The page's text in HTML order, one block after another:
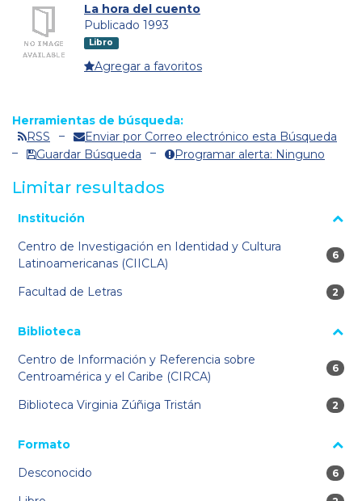
La hora del cuento
Publicado 1993
Libro
Agregar a favoritos
Herramientas de búsqueda:
RSS
Enviar por Correo electrónico esta Búsqueda
Guardar Búsqueda
Programar alerta: Ninguno
Limitar resultados
La página se volverá a cargar cuando se seleccione o excluya
Institución
Centro de Investigación en Identidad y Cultura
Latinoamericanas (CIICLA)
6
6
Facultad de Letras 2
2
Biblioteca
Centro de Información y Referencia sobre
Centroamérica y el Caribe (CIRCA)
6
6
Biblioteca Virginia Zúñiga Tristán 2
2
Formato
Desconocido
6
6